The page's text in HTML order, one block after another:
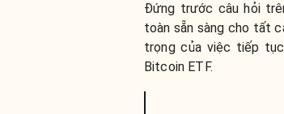
Đứng trước câu hỏi
toàn sẵn sàng cho tất
trọng của việc tiếp
Bitcoin ETF.